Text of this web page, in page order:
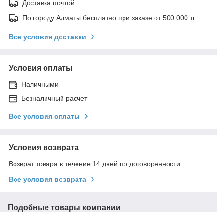
Доставка почтой
По городу Алматы бесплатно при заказе от 500 000 тг
Все условия доставки
Условия оплаты
Наличными
Безналичный расчет
Все условия оплаты
Условия возврата
Возврат товара в течение 14 дней по договоренности
Все условия возврата
Подобные товары компании